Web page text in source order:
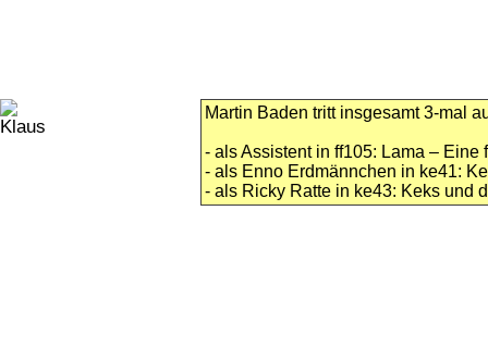
Martin Baden tritt insgesamt 3-mal
- als Assistent in ff105: Lama –
- als Enno Erdmännchen in ke41:
- als Ricky Ratte in ke43: Keks und